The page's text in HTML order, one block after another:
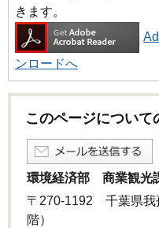
きます。
ンロードへ
このページについて
環境経済部 商業観光
〒270-1192 千葉県我
階）